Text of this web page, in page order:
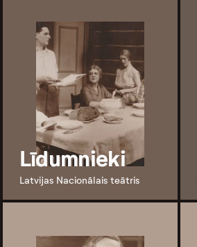
Līdumnieki
Latvijas Nacionālais teātris